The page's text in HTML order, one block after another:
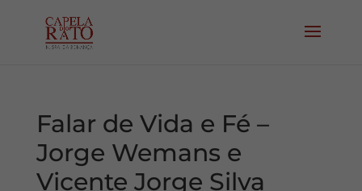
Falar de Vida e Fé –
Jorge Wemans e
Vicente Jorge Silva